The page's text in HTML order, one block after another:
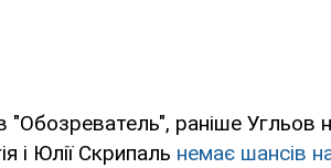
"Обозреватель", раніше Угльов
і Юлії Скрипаль немає шансів